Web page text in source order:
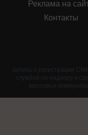
Реклама на
Контакты
Запись о регистрации
службой по надзору в
массовых